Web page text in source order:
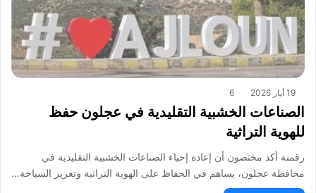
19 أيار 2026 6
الصناعات الخشبية التقليدية في عجلون حفظ
للهوية التراثية
رقمنة أكد مختصون أن إعادة إحياء الصناعات الخشبية التقليدية في
محافظة عجلون، يساهم في الحفاظ على الهوية التراثية وتعزيز السياحة…